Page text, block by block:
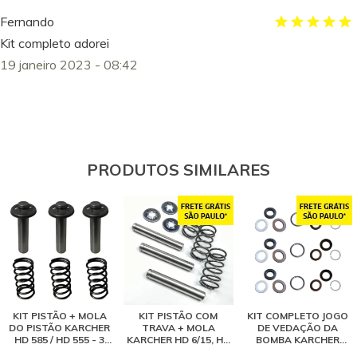
Fernando
Kit completo adorei
19 janeiro 2023 - 08:42
PRODUTOS SIMILARES
KIT PISTÃO + MOLA
DO PISTÃO KARCHER
HD 585 / HD 555 - 3
KIT PISTÃO COM
TRAVA + MOLA
KARCHER HD 6/15, HD
KIT COMPLETO JOGO
DE VEDAÇÃO DA
BOMBA KARCHER